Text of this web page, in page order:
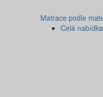
Matrace podle
Celá